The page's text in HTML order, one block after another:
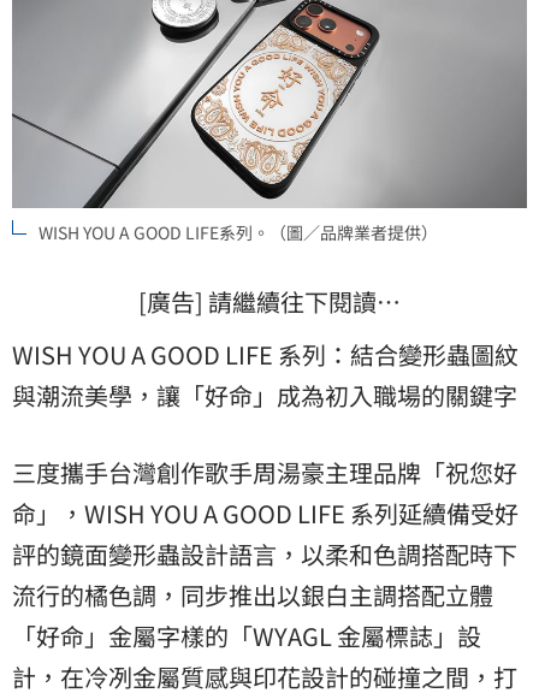
WISH YOU A GOOD LIFE系列。（圖／品牌業者提供）
[廣告] 請繼續往下閱讀…
WISH YOU A GOOD LIFE 系列：結合變形蟲圖紋
與潮流美學，讓「好命」成為初入職場的關鍵字
三度攜手台灣創作歌手周湯豪主理品牌「祝您好
命」，WISH YOU A GOOD LIFE 系列延續備受好
評的鏡面變形蟲設計語言，以柔和色調搭配時下
流行的橘色調，同步推出以銀白主調搭配立體
「好命」金屬字樣的「WYAGL 金屬標誌」設
計，在冷冽金屬質感與印花設計的碰撞之間，打